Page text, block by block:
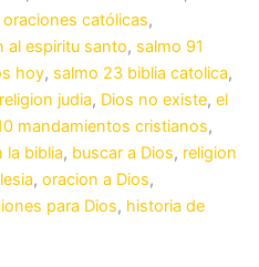
católicas,
al espiritu santo, salmo 91
hoy, salmo 23 biblia catolica,
religion judia, Dios no existe, el
mandamientos cristianos,
la biblia, buscar a Dios, religion
, oracion a Dios,
para Dios, historia de